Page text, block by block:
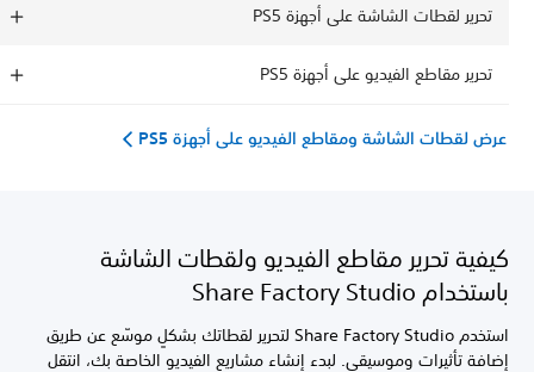
تحرير لقطات الشاشة على أجهزة PS5
تحرير مقاطع الفيديو على أجهزة PS5
عرض لقطات الشاشة ومقاطع الفيديو على أجهزة PS5
كيفية تحرير مقاطع الفيديو ولقطات الشاشة
باستخدام Share Factory Studio
استخدم Share Factory Studio لتحرير لقطاتك بشكلٍ موسّع عن طريق
إضافة تأثيرات وموسيقى. لبدء إنشاء مشاريع الفيديو الخاصة بك، انتقل